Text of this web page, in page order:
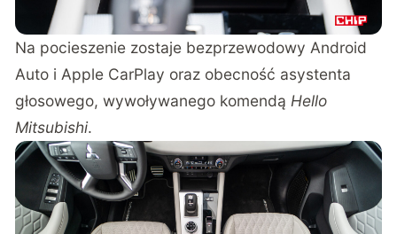
Na pocieszenie zostaje bezprzewodowy Android
Auto i Apple CarPlay oraz obecność asystenta
głosowego, wywoływanego komendą Hello
Mitsubishi.